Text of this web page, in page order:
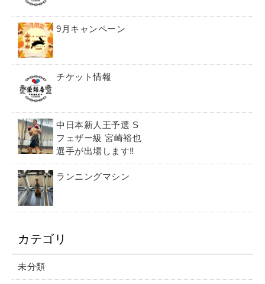
9月キャンペーン
チケット情報
中日本新人王予選 S
フェザー級 宮崎裕也
選手が出場します‼️
ランニングマシン
カテゴリ
未分類